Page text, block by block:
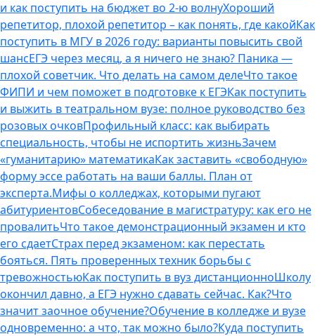
и как поступить на бюджет во 2‑ю волнуХороший
репетитор, плохой репетитор – как понять, где какойКак
поступить в МГУ в 2026 году: варианты повысить свой
шансЕГЭ через месяц, а я ничего не знаю? Паника —
плохой советчик. Что делать на самом делеЧто такое
ФИПИ и чем поможет в подготовке к ЕГЭКак поступить
и выжить в театральном вузе: полное руководство без
розовых очковПрофильный класс: как выбирать
специальность, чтобы не испортить жизньЗачем
«гуманитарию» математикаКак заставить «свободную»
форму эссе работать на ваши баллы. План от
эксперта.Мифы о колледжах, которыми пугают
абитуриентовСобеседование в магистратуру: как его не
провалитьЧто такое демонстрационный экзамен и кто
его сдаетСтрах перед экзаменом: как перестать
бояться. Пять проверенных техник борьбы с
тревожностьюКак поступить в вуз дистанционноШколу
окончил давно, а ЕГЭ нужно сдавать сейчас. Как?Что
значит заочное обучение?Обучение в колледже и вузе
одновременно: а что, так можно было?Куда поступить